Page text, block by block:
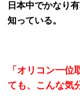
日本中でかなり
知っている。
「オリコン一
ても、こんな気